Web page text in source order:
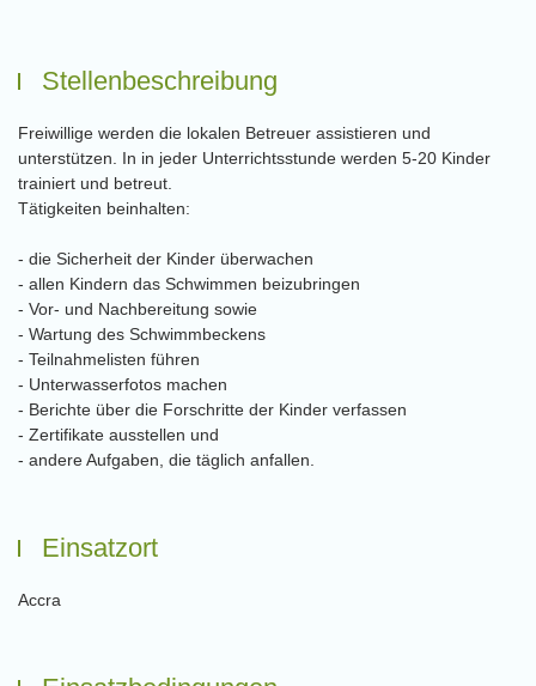
Stellenbeschreibung
Freiwillige werden die lokalen Betreuer assistieren und
unterstützen. In in jeder Unterrichtsstunde werden 5-20 Kinder
trainiert und betreut.
Tätigkeiten beinhalten:
- die Sicherheit der Kinder überwachen
- allen Kindern das Schwimmen beizubringen
- Vor- und Nachbereitung sowie
- Wartung des Schwimmbeckens
- Teilnahmelisten führen
- Unterwasserfotos machen
- Berichte über die Forschritte der Kinder verfassen
- Zertifikate ausstellen und
- andere Aufgaben, die täglich anfallen.
Einsatzort
Accra